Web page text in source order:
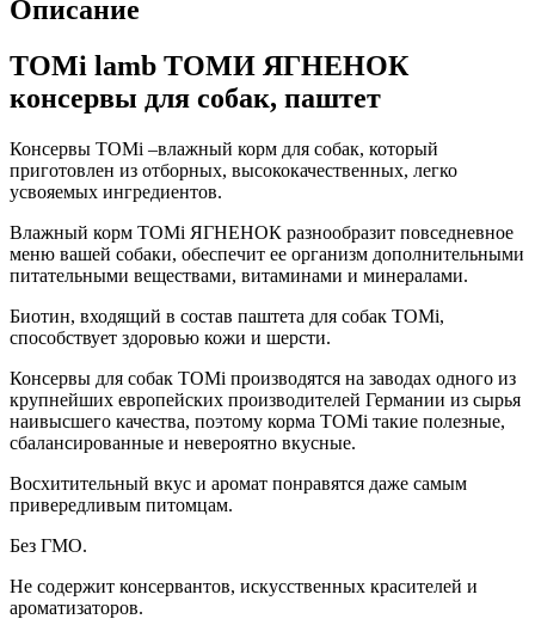
Описание
TOMi lamb ТОМИ ЯГНЕНОК
консервы для собак, паштет
Консервы TOMi –влажный корм для собак, который
приготовлен из отборных, высококачественных, легко
усвояемых ингредиентов.
Влажный корм TOMi ЯГНЕНОК разнообразит повседневное
меню вашей собаки, обеспечит ее организм дополнительными
питательными веществами, витаминами и минералами.
Биотин, входящий в состав паштета для собак TOMi,
способствует здоровью кожи и шерсти.
Консервы для собак ТОМі производятся на заводах одного из
крупнейших европейских производителей Германии из сырья
наивысшего качества, поэтому корма ТОМі такие полезные,
сбалансированные и невероятно вкусные.
Восхитительный вкус и аромат понравятся даже самым
привередливым питомцам.
Без ГМО.
Не содержит консервантов, искусственных красителей и
ароматизаторов.